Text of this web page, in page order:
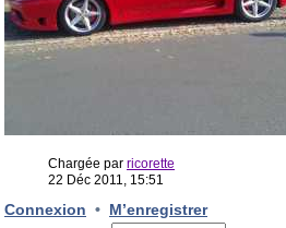
Chargée par ricorette
22 Déc 2011, 15:51
Connexion • M’enregistrer